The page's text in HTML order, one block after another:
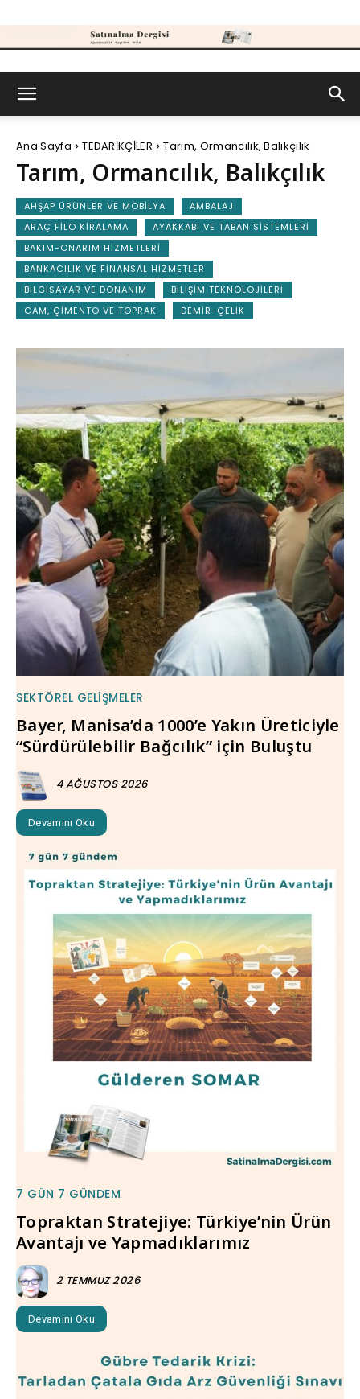
Ana Sayfa TEDARİKÇİLER Tarım, Ormancılık, Balıkçılık
Tarım, Ormancılık, Balıkçılık
AHŞAP ÜRÜNLER VE MOBILYA
AMBALAJ
ARAÇ FILO KIRALAMA
AYAKKABI VE TABAN SISTEMLERI
BAKIM-ONARIM HIZMETLERI
BANKACILIK VE FINANSAL HIZMETLER
BILGISAYAR VE DONANIM
BILIŞIM TEKNOLOJILERI
CAM, ÇIMENTO VE TOPRAK
DEMIR-ÇELIK
SEKTÖREL GELIŞMELER
Bayer, Manisa’da 1000’e Yakın Üreticiyle
“Sürdürülebilir Bağcılık” için Buluştu
4 AĞUSTOS 2026
Devamını Oku
7 GÜN 7 GÜNDEM
Topraktan Stratejiye: Türkiye’nin Ürün
Avantajı ve Yapmadıklarımız
2 TEMMUZ 2026
Devamını Oku